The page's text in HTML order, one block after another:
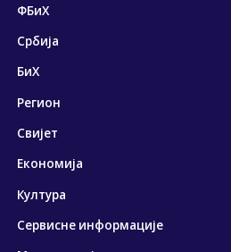
ФБиХ
Србија
БиХ
Регион
Свијет
Економија
Култура
Сервисне информације